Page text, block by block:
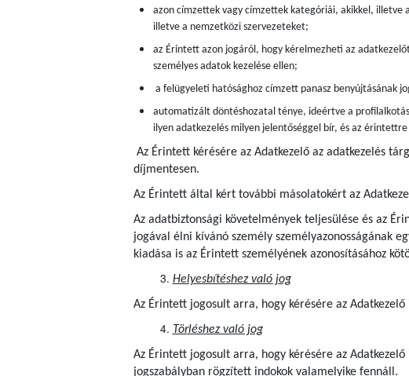
azon címzettek vagy címzettek kategóriái, akikkel, illetve
illetve a nemzetközi szervezeteket;
az Érintett azon jogáról, hogy kérelmezheti az
személyes adatok kezelése ellen;
a felügyeleti hatósághoz címzett panasz benyújtásának
automatizált döntéshozatal ténye, ideértve a
ilyen adatkezelés milyen jelentőséggel bír, és az
Az Érintett kérésére az Adatkezelő az adatkezelés
díjmentesen.
Az Érintett által kért további másolatokért az
Az adatbiztonsági követelmények teljesülése és az
jogával élni kívánó személy személyazonosságának
kiadása is az Érintett személyének azonosításához
Helyesbítéshez való jog
Az Érintett jogosult arra, hogy kérésére az
Törléshez való jog
Az Érintett jogosult arra, hogy kérésére az
jogszabályban rögzített indokok valamelyike fennáll.